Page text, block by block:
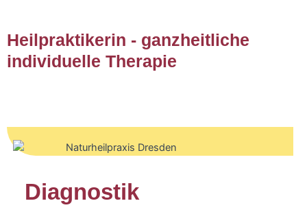
Heilpraktikerin - ganzheitliche
individuelle Therapie
Diagnostik